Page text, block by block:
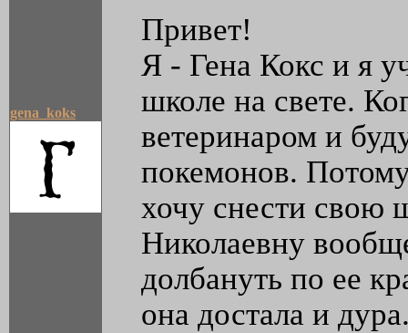
gena_koks
Привет!
Я - Гена Кокс и я
школе на свете.
ветеринаром и
покемонов.
хочу снести свою
Николаевну
долбануть по ее
она достала и